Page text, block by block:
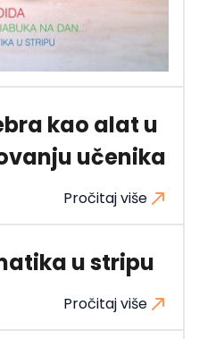
kao alat u
učenika
Pročitaj više
u stripu
Pročitaj više